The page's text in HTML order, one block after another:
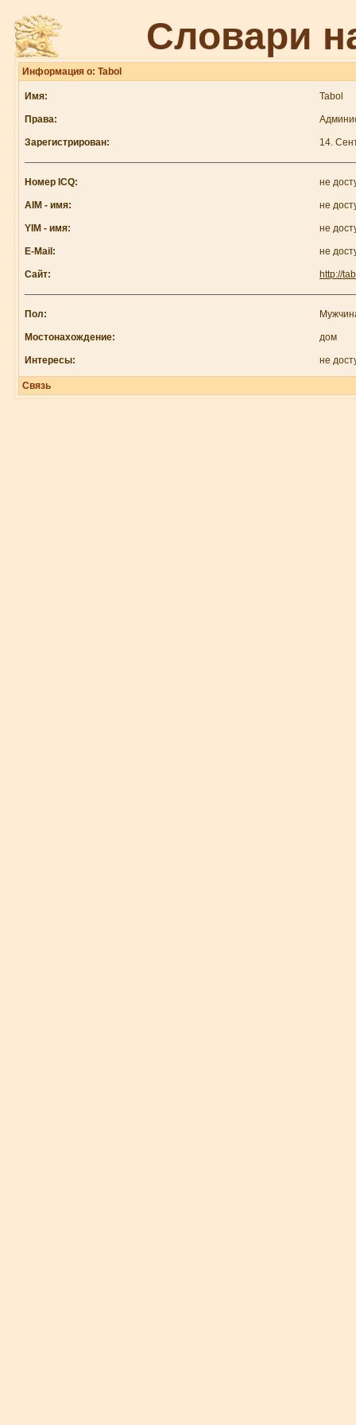
Словари
Информация о: Tabol
Имя: Tabol
Права:
Зарегистрирован: 14.
Номер ICQ: не
AIM - имя: не
YIM - имя: не
E-Mail: не
Сайт: http://
Пол:
Мостонахождение: дом
Интересы: не
Связь